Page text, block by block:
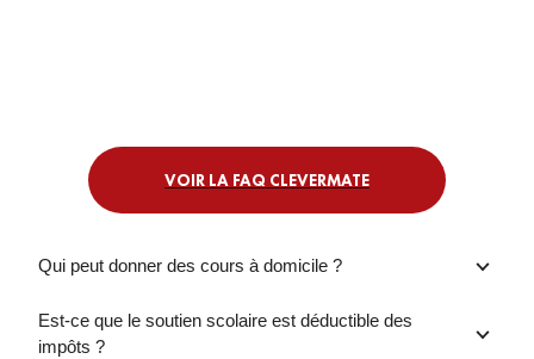
VOIR LA FAQ CLEVERMATE
Qui peut donner des cours à domicile ?
Est-ce que le soutien scolaire est déductible des
impôts ?